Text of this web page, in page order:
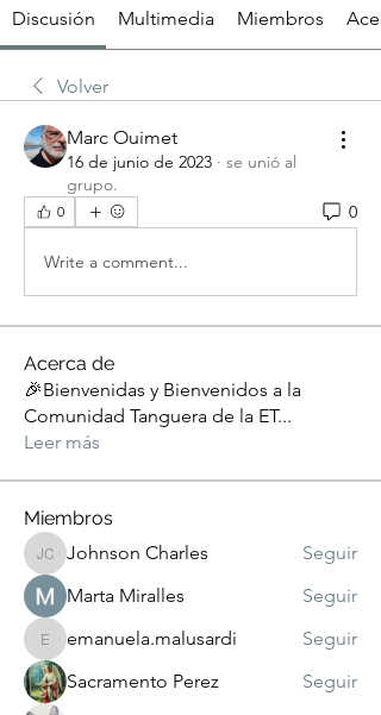
Discusión Multimedia Miembros
Volver
Marc Ouimet
16 de junio de 2023 · se unió al
grupo.
0 0
Write a comment...
Acerca de
🎉Bienvenidas y Bienvenidos a la
Comunidad Tanguera de la ET...
Leer más
Miembros
Johnson Charles
Johnson Charles
Seguir
Marta Miralles
Seguir
emanuela.malusardi
emanuela.malusardi
Seguir
Sacramento Perez
Seguir